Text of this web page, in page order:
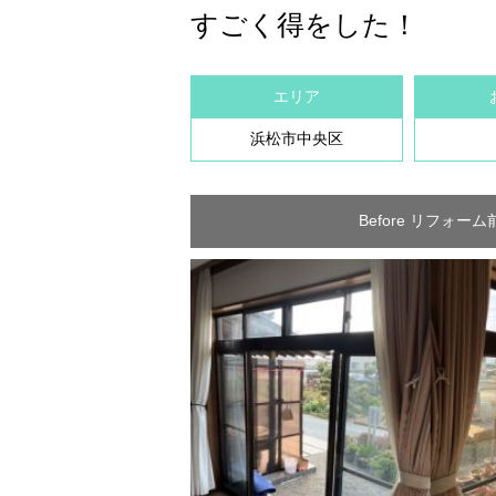
すごく得をした！
エリア
浜松市中央区
Before リフォーム